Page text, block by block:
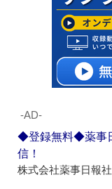
‐AD‐
◆登録無料◆薬事
信！
株式会社薬事日報社